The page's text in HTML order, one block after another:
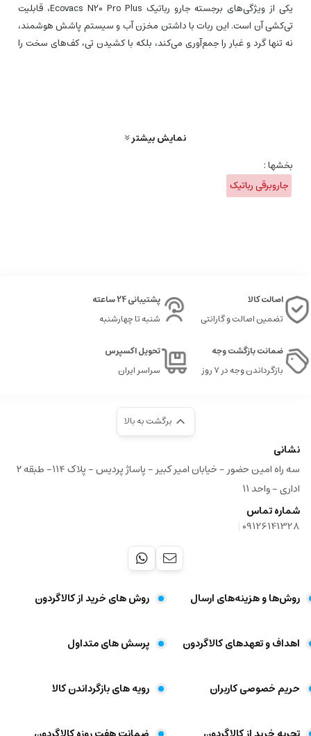
یکی از ویژگی‌های برجسته جارو رباتیک Ecovacs N20 Pro Plus، قابلیت
تی‌کشی آن است. این ربات با داشتن مخزن آب و سیستم پاشش هوشمند،
نه تنها گرد و غبار را جمع‌آوری می‌کند، بلکه با کشیدن تی، کف‌های سخت را
انجام دهد. این مخزن آب با حجم مناسبی که دارد، امکان تی‌کشی مساحت
بزرگی از خانه را با یک بار پر کردن فراهم می‌کند. همچنین، سیستم
نمایش بیشتر
بخشها :
جاروبرقی رباتیک
اصالت کالا
تضمین اصالت و گارانتی
پشتیبانی 24 ساعته
شنبه تا چهارشنبه
ضمانت بازگشت وجه
بازگرداندن وجه در ۷ روز
تحویل اکسپرس
سراسر ایران
برگشت به بالا
نشانی
سه راه امین حضور - خیابان امیر کبیر - پاساژ پردیس - پلاک ۱۱۴- طبقه ۲
اداری - واحد ۱۱
شماره تماس
09126141328
|
روش‌ها و هزینه‌های ارسال روش های خرید از کالاگردون
اهداف و تعهد‌های کالاگردون پرسش های متداول
حریم خصوصی کاربران رویه های بازگرداندن کالا